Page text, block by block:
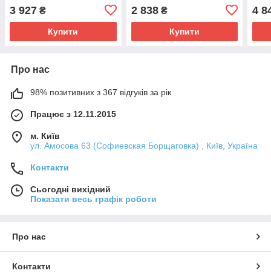
3 927 ₴
Купити
2 838₴
Купити
4
Про нас
98% позитивних з 367 відгуків за рік
Працює з 12.11.2015
м. Київ
ул. Амосова 63 (Софиевская Борщаговка) , Київ, Україна
Контакти
Сьогодні вихідний
Показати весь графік роботи
Про нас
Контакти